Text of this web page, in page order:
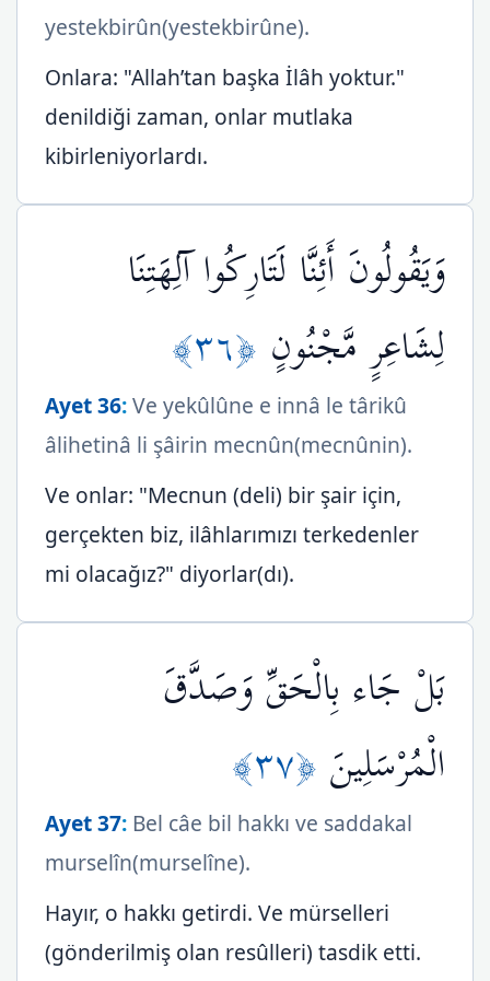
yestekbirûn(yestekbirûne).
Onlara: "Allah’tan başka İlâh yoktur."
denildiği zaman, onlar mutlaka
kibirleniyorlardı.
وَيَقُولُونَ أَئِنَّا لَتَارِكُوا آلِهَتِنَا
لِشَاعِرٍ مَّجْنُونٍ ﴿٣٦﴾
Ayet 36:Ve yekûlûne e innâ le târikû
âlihetinâ li şâirin mecnûn(mecnûnin).
Ve onlar: "Mecnun (deli) bir şair için,
gerçekten biz, ilâhlarımızı terkedenler
mi olacağız?" diyorlar(dı).
بَلْ جَاء بِالْحَقِّ وَصَدَّقَ
الْمُرْسَلِينَ ﴿٣٧﴾
Ayet 37: Bel câe bil hakkı ve saddakal
murselîn(murselîne).
Hayır, o hakkı getirdi. Ve mürselleri
(gönderilmiş olan resûlleri) tasdik etti.